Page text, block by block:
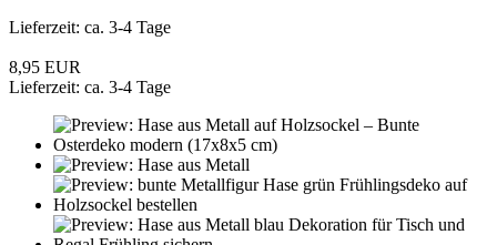
Lieferzeit: ca. 3-4 Tage
8,95 EUR
Lieferzeit: ca. 3-4 Tage